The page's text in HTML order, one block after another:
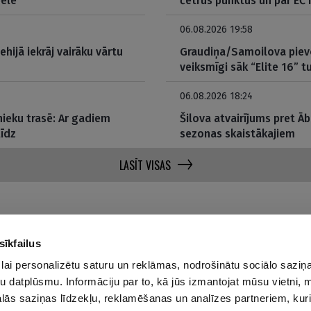
personalizētu saturu un reklāmas, nodrošinātu sociālo
datplūsmu. Informāciju par to, kā jūs izmantojat mūsu vietni,
saziņas līdzekļu, reklamēšanas un analīzes partneriem,
iekrāj vairāku vārtu
06.08.2026 19:58
Graudiņa/Samoilova
veiksmīgi sāk “Elite 16”
trasē: Ar gadiem
06.08.2026 18:24
Šilova atvairījums pret
sezonas skaistākajiem
LASĪT VISAS
Par mums
Reklāmas Parametri